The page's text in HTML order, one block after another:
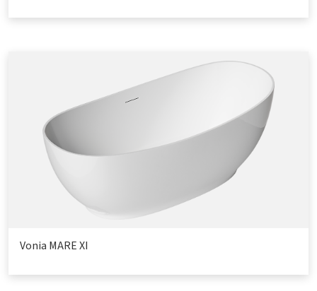
Vonia MARE XI